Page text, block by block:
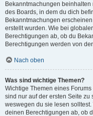
Bekanntmachungen
des Boards, in dem du dich
Bekanntmachungen
erstellt wurden. Wie bei
Berechtigungen ab, ob du
Berechtigungen werden von
Nach oben
Was sind wichtige Themen?
Wichtige Themen eines
sind nur auf der ersten Seite
weswegen du sie lesen
deinen Berechtigungen ab, ob